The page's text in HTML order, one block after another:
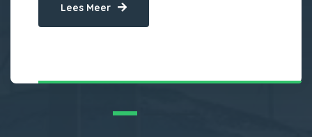
Lees Meer